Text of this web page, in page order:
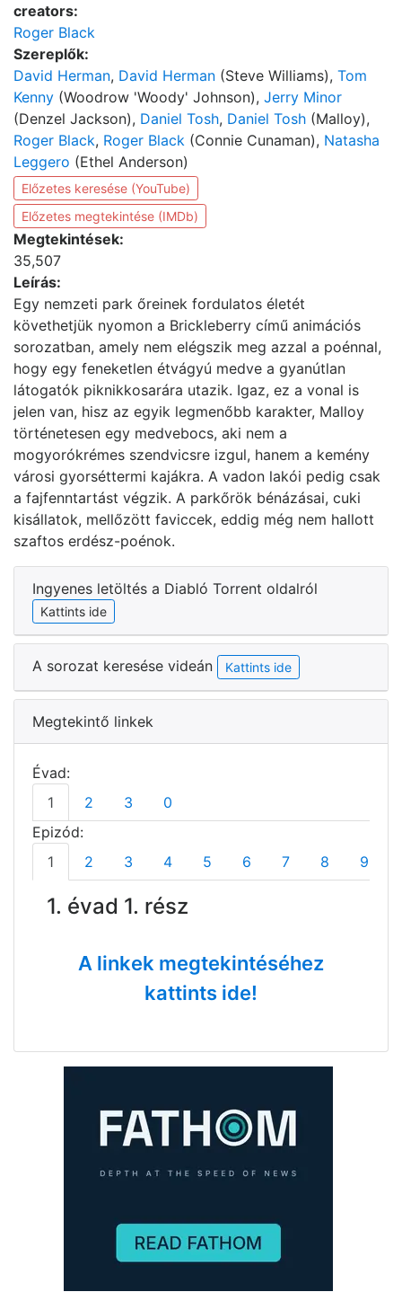
creators:
Roger Black
Szereplők:
David Herman, David Herman (Steve Williams), Tom
Kenny (Woodrow 'Woody' Johnson), Jerry Minor
(Denzel Jackson), Daniel Tosh, Daniel Tosh (Malloy),
Roger Black, Roger Black (Connie Cunaman), Natasha
Leggero (Ethel Anderson)
Előzetes keresése (YouTube)
Előzetes megtekintése (IMDb)
Megtekintések:
35,507
Leírás:
Egy nemzeti park őreinek fordulatos életét
követhetjük nyomon a Brickleberry című animációs
sorozatban, amely nem elégszik meg azzal a poénnal,
hogy egy feneketlen étvágyú medve a gyanútlan
látogatók piknikkosarára utazik. Igaz, ez a vonal is
jelen van, hisz az egyik legmenőbb karakter, Malloy
történetesen egy medvebocs, aki nem a
mogyorókrémes szendvicsre izgul, hanem a kemény
városi gyorséttermi kajákra. A vadon lakói pedig csak
a fajfenntartást végzik. A parkőrök bénázásai, cuki
kisállatok, mellőzött faviccek, eddig még nem hallott
szaftos erdész-poénok.
Ingyenes letöltés a Diabló Torrent oldalról
Kattints ide
A sorozat keresése videán Kattints ide
Megtekintő linkek
Évad:
1
2 3
0
Epizód:
1
2 3 4 5 6 7 8 9
1. évad 1. rész
A linkek megtekintéséhez
kattints ide!